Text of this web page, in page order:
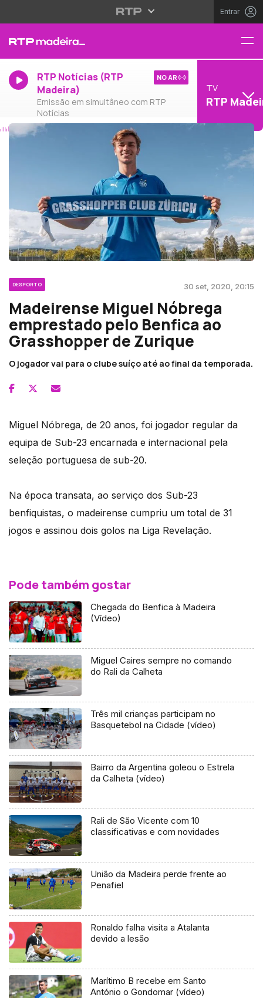
Entrar
RTP Notícias (RTP
Madeira)
Emissão em simultâneo com RTP
Notícias
NO AR
TV
RTP
DESPORTO 30 set, 2020, 20:15
Madeirense Miguel Nóbrega
emprestado pelo Benfica ao
Grasshopper de Zurique
O jogador vai para o clube suíço até ao final da temporada.
Miguel Nóbrega, de 20 anos, foi jogador regular da
equipa de Sub-23 encarnada e internacional pela
seleção portuguesa de sub-20.
Na época transata, ao serviço dos Sub-23
benfiquistas, o madeirense cumpriu um total de 31
jogos e assinou dois golos na Liga Revelação.
Pode também gostar
Chegada do Benfica à Madeira
(Vídeo)
Miguel Caires sempre no comando
do Rali da Calheta
Três mil crianças participam no
Basquetebol na Cidade (vídeo)
Bairro da Argentina goleou o Estrela
da Calheta (vídeo)
Rali de São Vicente com 10
classificativas e com novidades
União da Madeira perde frente ao
Penafiel
Ronaldo falha visita a Atalanta
devido a lesão
Marítimo B recebe em Santo
António o Gondomar (vídeo)